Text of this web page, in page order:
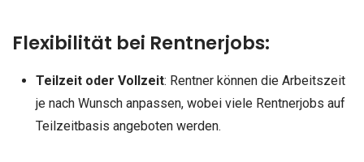
Flexibilität bei Rentnerjobs:
Teilzeit oder Vollzeit: Rentner können die Arbeitszeit
je nach Wunsch anpassen, wobei viele Rentnerjobs auf
Teilzeitbasis angeboten werden.